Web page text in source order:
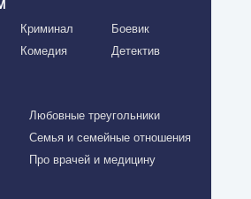
Криминал
Комедия
Боевик
Детектив
Любовные треугольники
Семья и семейные отношения
Про врачей и медицину